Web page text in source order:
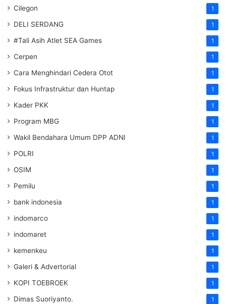
Cilegon 1
DELI SERDANG 1
#Tali Asih Atlet SEA Games 1
Cerpen 1
Cara Menghindari Cedera Otot 1
Fokus Infrastruktur dan Huntap 1
Kader PKK 1
Program MBG 1
Wakil Bendahara Umum DPP ADNI 1
POLRI 1
OSIM 1
Pemilu 1
bank indonesia 1
indomarco 1
indomaret 1
kemenkeu 1
Galeri & Advertorial 1
KOPI TOEBROEK 1
Dimas Suoriyanto. 1